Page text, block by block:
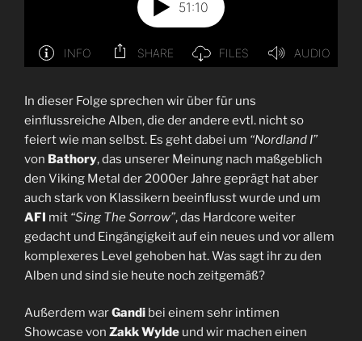
In dieser Folge sprechen wir über für uns
einflussreiche Alben, die der andere evtl. nicht so
feiert wie man selbst. Es geht dabei um “Nordland I”
von Bathory, das unserer Meinung nach maßgeblich
den Viking Metal der 2000er Jahre geprägt hat aber
auch stark von Klassikern beeinflusst wurde und um
AFI mit “Sing The Sorrow”, das Hardcore weiter
gedacht und Eingängigkeit auf ein neues und vor allem
komplexeres Level gehoben hat. Was sagt ihr zu den
Alben und sind sie heute noch zeitgemäß?
Außerdem warGandi bei einem sehr intimen
Showcase von Zakk Wylde und wir machen einen